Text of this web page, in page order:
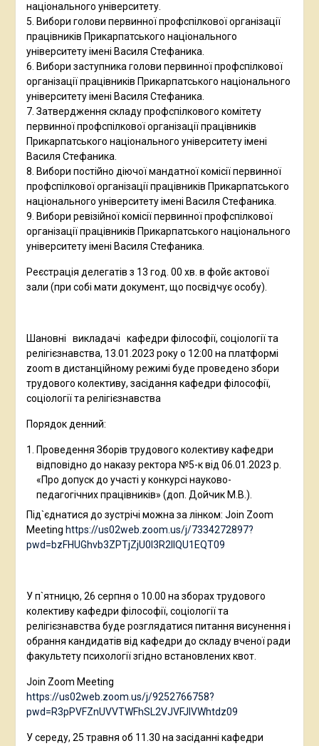
національного університету.
5. Вибори голови первинної профспілкової організації
працівників Прикарпатського національного
університету імені Василя Стефаника.
6. Вибори заступника голови первинної профспілкової
організації працівників Прикарпатського національного
університету імені Василя Стефаника.
7. Затвердження складу профспілкового комітету
первинної профспілкової організації працівників
Прикарпатського національного університету імені
Василя Стефаника.
8. Вибори постійно діючої мандатної комісії первинної
профспілкової організації працівників Прикарпатського
національного університету імені Василя Стефаника.
9. Вибори ревізійної комісії первинної профспілкової
організації працівників Прикарпатського національного
університету імені Василя Стефаника.
Реєстрація делегатів з 13 год. 00 хв. в фойє актової
зали (при собі мати документ, що посвідчує особу).
Шановні викладачі кафедри філософії, соціології та
релігієзнавства, 13.01.2023 року о 12:00 на платформі
zoom в дистанційному режимі буде проведено збори
трудового колективу, засідання кафедри філософії,
соціології та релігієзнавства
Порядок денний:
Проведення Зборів трудового колективу кафедри
відповідно до наказу ректора №5-к від 06.01.2023 р.
«Про допуск до участі у конкурсі науково-
педагогічних працівників» (доп. Дойчик М.В.).
Під`єднатися до зустрічі можна за лінком: Join Zoom
Meeting https://us02web.zoom.us/j/7334272897?
pwd=bzFHUGhvb3ZPTjZjU0l3R2llQU1EQT09
У п`ятницю, 26 серпня о 10.00 на зборах трудового
колективу кафедри філософії, соціології та
релігієзнавства буде розглядатися питання висунення і
обрання кандидатів від кафедри до складу вченої ради
факультету психології згідно встановлених квот.
Join Zoom Meeting
https://us02web.zoom.us/j/9252766758?
pwd=R3pPVFZnUVVTWFhSL2VJVFJlVWhtdz09
У середу, 25 травня об 11.30 на засіданні кафедри